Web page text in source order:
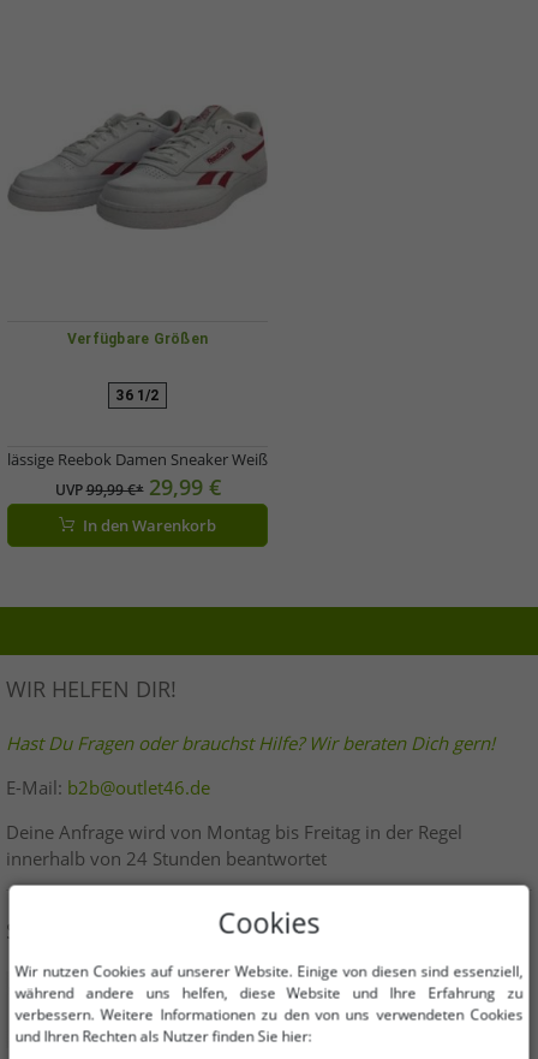
Verfügbare Größen
36 1/2
lässige Reebok Damen Sneaker Weiß
UVP99,99 €* 29,99 €
In den Warenkorb
WIR HELFEN DIR!
Hast Du Fragen oder brauchst Hilfe? Wir beraten Dich gern!
E-Mail: b2b@outlet46.de
Deine Anfrage wird von Montag bis Freitag in der Regel
innerhalb von 24 Stunden beantwortet
SICHER EINKAUFEN Cookies
Wir nutzen Cookies auf unserer Website. Einige von diesen sind essenziell,
während andere uns helfen, diese Website und Ihre Erfahrung zu
verbessern. Weitere Informationen zu den von uns verwendeten Cookies
und Ihren Rechten als Nutzer finden Sie hier: